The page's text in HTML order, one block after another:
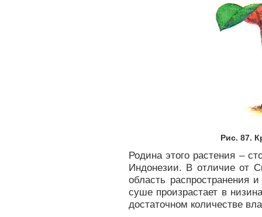
Рис. 87.
Родина этого растения –
Индонезии. В отличие от
область распространения
суше произрастает в
достаточном количестве